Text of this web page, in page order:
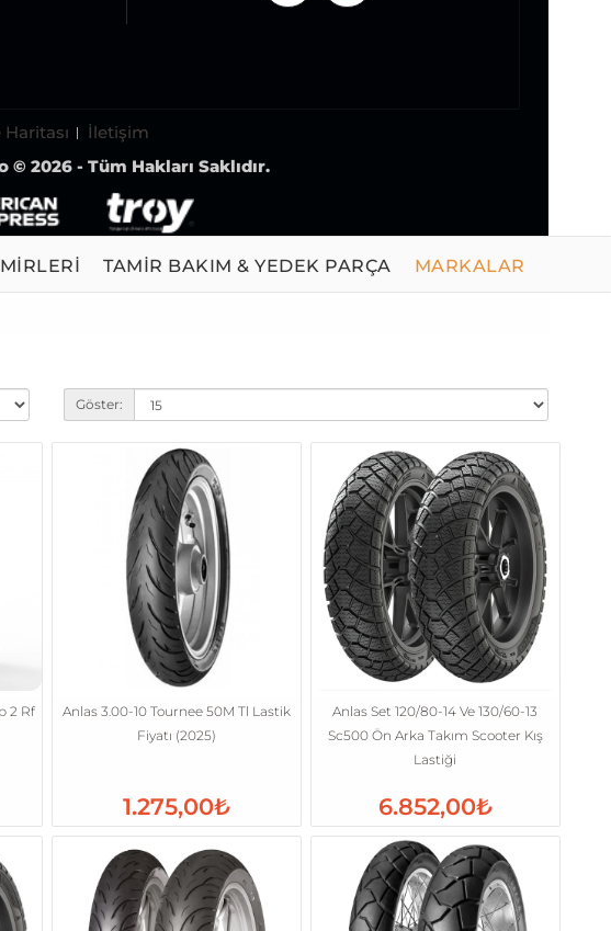
Haritası
İletişim
2026 - Tüm Hakları Saklıdır.
TAMİR BAKIM & YEDEK PARÇA MARKALAR
Göster:
2 Rf
Anlas 3.00-10 Tournee 50M Tl Lastik
Fiyatı (2025)
1.275,00₺
Anlas Set 120/80-14 Ve 130/60-13
Sc500 Ön Arka Takım Scooter Kış
Lastiği
6.852,00₺